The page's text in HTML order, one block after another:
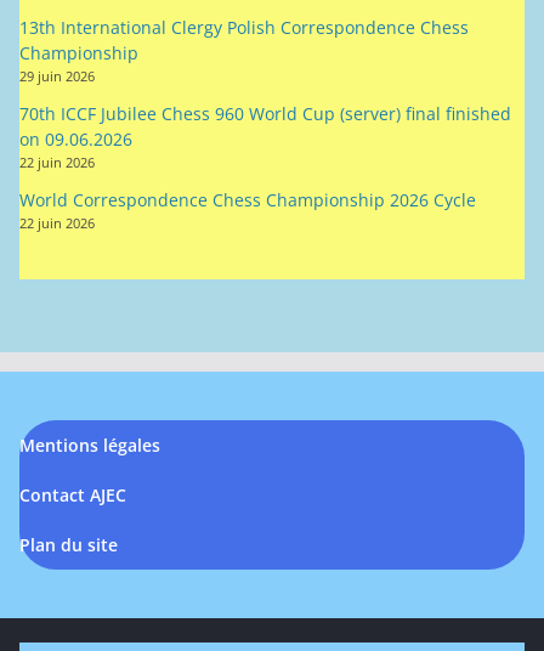
13th International Clergy Polish Correspondence Chess
Championship
29 juin 2026
70th ICCF Jubilee Chess 960 World Cup (server) final finished
on 09.06.2026
22 juin 2026
World Correspondence Chess Championship 2026 Cycle
22 juin 2026
Mentions légales
Contact AJEC
Plan du site